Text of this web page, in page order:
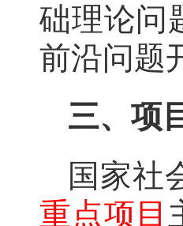
础理论问
前沿问题
三、项
国家社
重点项目